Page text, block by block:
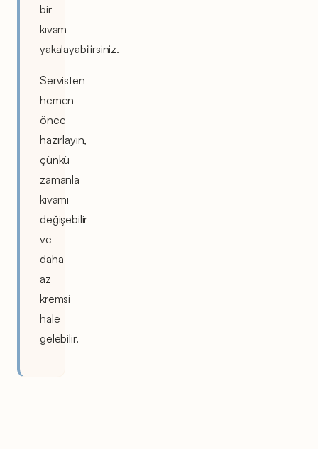
bir
kıvam
yakalayabilirsiniz.
Servisten
hemen
önce
hazırlayın,
çünkü
zamanla
kıvamı
değişebilir
ve
daha
az
kremsi
hale
gelebilir.